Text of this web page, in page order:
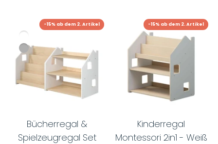
Bücherregal &
Spielzeugregal Set
-15% ab dem 2. Artikel
Kinderregal
Montessori 2in1 - Weiß
-15% ab dem 2. Artikel